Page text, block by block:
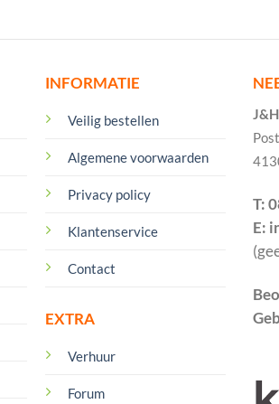
INFORMATIE
Veilig bestellen
Algemene voorwaarden
Privacy policy
Klantenservice
Contact
EXTRA
Verhuur
Forum
T:
E: